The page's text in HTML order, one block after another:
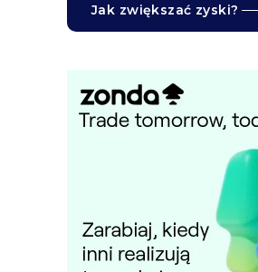
Jak zwiększać zyski?